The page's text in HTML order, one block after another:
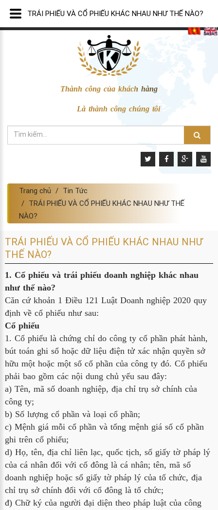
Thành công của khách hàng
Là thành công chúng tôi
Trang chủ
Tin Tức
TRÁI PHIẾU VÀ CỔ PHIẾU KHÁC NHAU NHƯ THẾ
NÀO?
TRÁI PHIẾU VÀ CỔ PHIẾU KHÁC NHAU NHƯ
THẾ NÀO?
1. Cổ phiếu và trái phiếu doanh nghiệp khác nhau
như thế nào?
Căn cứ khoản 1 Điều 121 Luật Doanh nghiệp 2020 quy
định về cổ phiếu như sau:
Cổ phiếu
1. Cổ phiếu là chứng chỉ do công ty cổ phần phát hành,
bút toán ghi sổ hoặc dữ liệu điện tử xác nhận quyền sở
hữu một hoặc một số cổ phần của công ty đó. Cổ phiếu
phải bao gồm các nội dung chủ yếu sau đây:
a) Tên, mã số doanh nghiệp, địa chỉ trụ sở chính của
công ty;
b) Số lượng cổ phần và loại cổ phần;
c) Mệnh giá mỗi cổ phần và tổng mệnh giá số cổ phần
ghi trên cổ phiếu;
d) Họ, tên, địa chỉ liên lạc, quốc tịch, số giấy tờ pháp lý
của cá nhân đối với cổ đông là cá nhân; tên, mã số
doanh nghiệp hoặc số giấy tờ pháp lý của tổ chức, địa
chỉ trụ sở chính đối với cổ đông là tổ chức;
đ) Chữ ký của người đại diện theo pháp luật của công
TRÁI PHIẾU VÀ CỔ PHIẾU KHÁC NHAU NHƯ THẾ NÀO?